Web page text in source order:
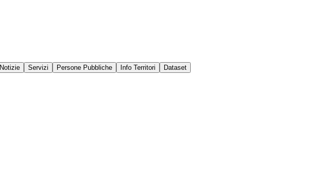
Notizie Servizi Persone Pubbliche Info Territori Dataset